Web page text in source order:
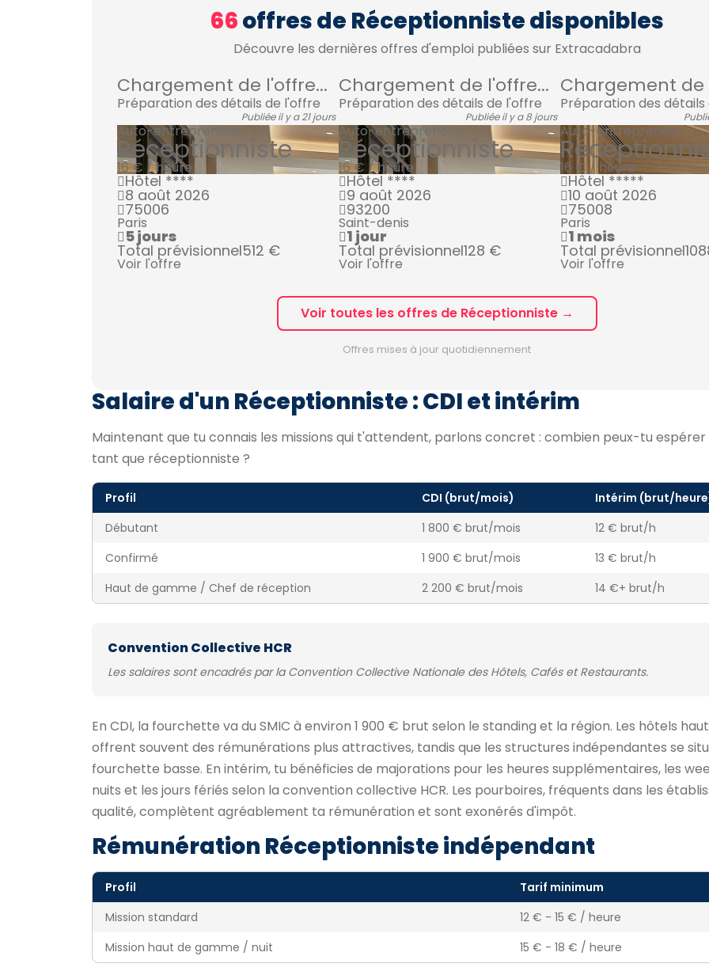
66offres de Réceptionniste disponibles
Découvre les dernières offres d'emploi publiées sur Extracadabra
Chargement de l'offre...
Préparation des détails de l'offre
Publiée il y a 21 jours
Auto-entrepreneur
Réceptionniste
16 € / heure
Hôtel ****
8 août 2026
75006
Paris
5 jours
Total prévisionnel512 €
Voir l'offre
Chargement de l'offre...
Préparation des détails de l'offre
Publiée il y a 8 jours
Auto-entrepreneur
Réceptionniste
16 € / heure
Hôtel ****
9 août 2026
93200
Saint-denis
1 jour
Total prévisionnel128 €
Voir l'offre
Chargement de
Préparation des détails
Auto-entrepreneur
16 € / heure
Hôtel *****
10 août 2026
75008
Paris
1 mois
Total prévisionnel
Voir l'offre
Voir toutes les offres de Réceptionniste →
Offres mises à jour quotidiennement
Salaire d'un Réceptionniste : CDI et intérim
Maintenant que tu connais les missions qui t'attendent, parlons concret : combien peux-tu
tant que réceptionniste ?
Profil CDI (brut/mois)
Intérim (brut/
Débutant
1 800 € brut/mois
12 € brut/h
Confirmé
1 900 € brut/mois
13 € brut/h
Haut de gamme / Chef de réception
2 200 € brut/mois 14 €+ brut/h
Convention Collective HCR
Les salaires sont encadrés par la Convention Collective Nationale des Hôtels, Cafés et Restaurants.
En CDI, la fourchette va du SMIC à environ 1 900 € brut selon le standing et la région. Les hôtels
offrent souvent des rémunérations plus attractives, tandis que les structures indépendantes se
fourchette basse. En intérim, tu bénéficies de majorations pour les heures supplémentaires, les
nuits et les jours fériés selon la convention collective HCR. Les pourboires, fréquents dans les
qualité, complètent agréablement ta rémunération et sont exonérés d'impôt.
Rémunération Réceptionniste indépendant
Profil
Tarif minimum
Mission standard
12 € - 15 € / heure
Mission haut de gamme / nuit
15 € - 18 € / heure